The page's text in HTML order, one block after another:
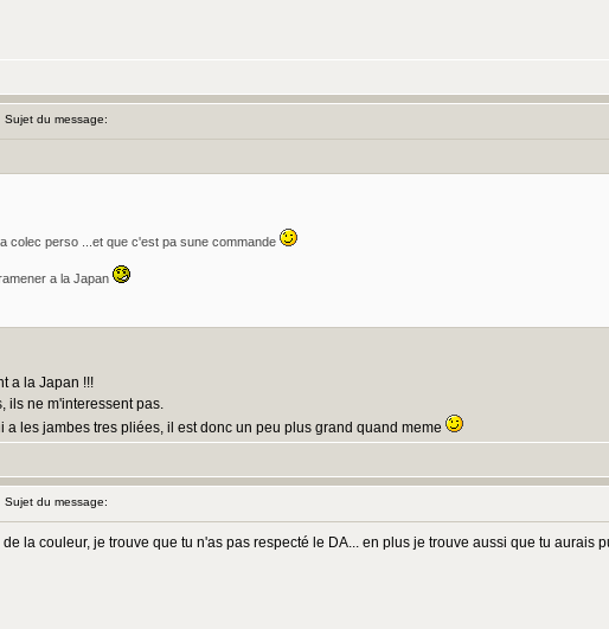
Sujet du message:
colec perso ...et que c'est pa sune commande
a la Japan
a la Japan !!!
ils ne m'interessent pas.
a les jambes tres pliées, il est donc un peu plus grand quand meme
Sujet du message:
la couleur, je trouve que tu n'as pas respecté le DA... en plus je trouve aussi que tu